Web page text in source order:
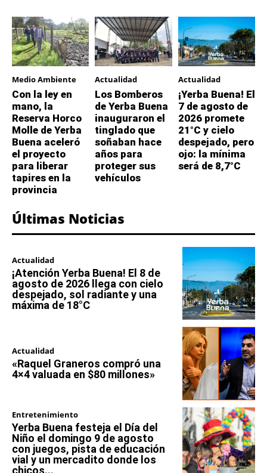
Medio Ambiente
Con la ley en
mano, la
Reserva Horco
Molle de Yerba
Buena aceleró
el proyecto
para liberar
tapires en la
provincia
Actualidad
Los Bomberos
de Yerba Buena
inauguraron el
tinglado que
soñaban hace
años para
proteger sus
vehículos
Actualidad
¡Yerba Buena! El
7 de agosto de
2026 promete
21°C y cielo
despejado, pero
ojo: la mínima
será de 8,7°C
Últimas Noticias
Actualidad
¡Atención Yerba Buena! El 8 de
agosto de 2026 llega con cielo
despejado, sol radiante y una
máxima de 18°C
Actualidad
«Raquel Graneros compró una
4×4 valuada en $80 millones»
Entretenimiento
Yerba Buena festeja el Día del
Niño el domingo 9 de agosto
con juegos, pista de educación
vial y un mercadito donde los